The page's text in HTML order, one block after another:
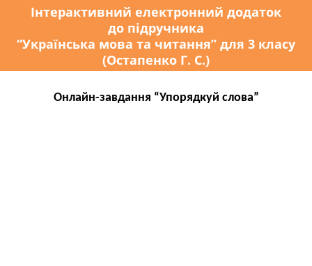
Інтерактивний електронний додаток
до підручника
“Українська мова та читання” для 3 класу
(Остапенко Г. С.)
Онлайн-завдання “Упорядкуй слова”